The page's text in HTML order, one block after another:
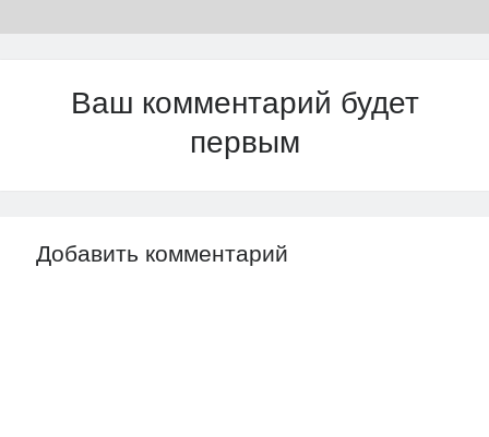
Ваш комментарий будет
первым
Добавить комментарий